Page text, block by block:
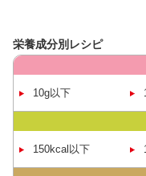
栄養成分別レシピ
10g以下
150kcal 以下